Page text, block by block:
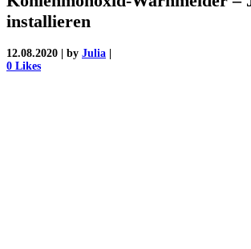
installieren
12.08.2020 | by Julia |
0 Likes